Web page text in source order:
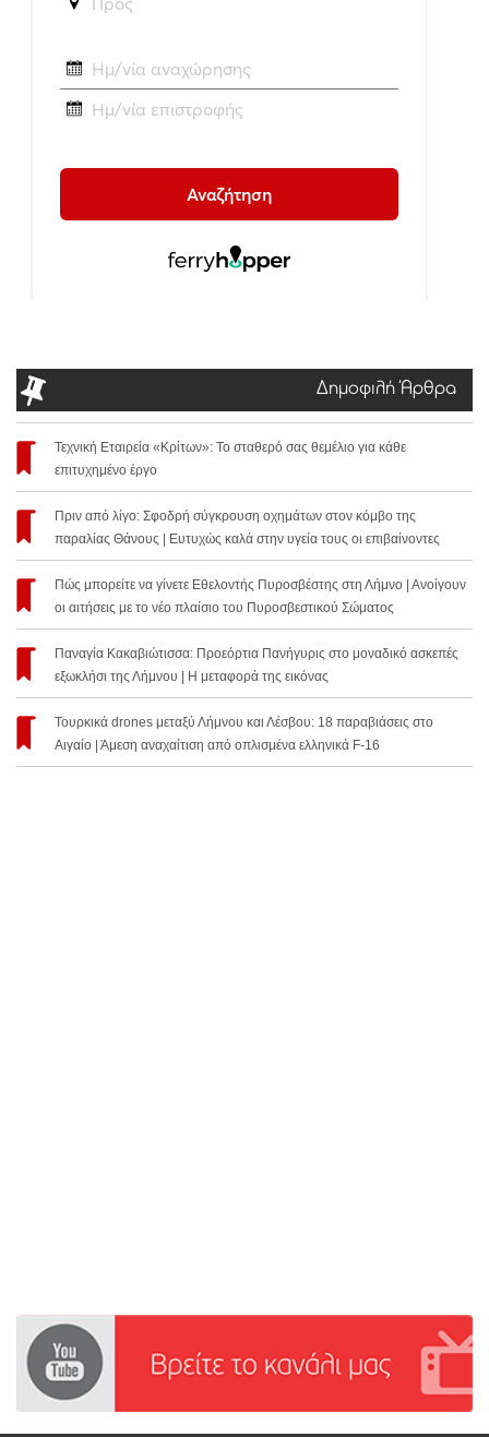
Δημοφιλή Άρθρα
Τεχνική Εταιρεία «Κρίτων»: Το σταθερό σας θεμέλιο για κάθε
επιτυχημένο έργο
Πριν από λίγο: Σφοδρή σύγκρουση οχημάτων στον κόμβο της
παραλίας Θάνους | Ευτυχώς καλά στην υγεία τους οι επιβαίνοντες
Πώς μπορείτε να γίνετε Εθελοντής Πυροσβέστης στη Λήμνο | Ανοίγουν
οι αιτήσεις με το νέο πλαίσιο του Πυροσβεστικού Σώματος
Παναγία Κακαβιώτισσα: Προεόρτια Πανήγυρις στο μοναδικό ασκεπές
εξωκλήσι της Λήμνου | Η μεταφορά της εικόνας
Τουρκικά drones μεταξύ Λήμνου και Λέσβου: 18 παραβιάσεις στο
Αιγαίο | Άμεση αναχαίτιση από οπλισμένα ελληνικά F-16